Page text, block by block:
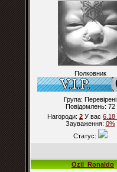
Полковник
Група: Перевірені
Повідомлень: 72
Нагороди: 2 У вас 6.18
Зауваження: 0%
Статус:
Ozil_Ronaldo